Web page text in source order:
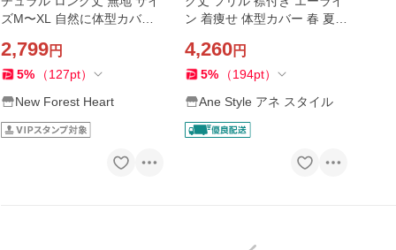
ズM〜XL 自然に体型カバー
せやすい 女性らしさをより
高める
2,799円
5% （127pt）
New Forest Heart
ン 着痩せ 体型カバー 春 夏
フレンチスリーブ
4,260円
5% （194pt）
Ane Style アネ スタイル